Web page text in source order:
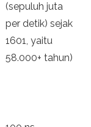
(sepuluh juta
per detik) sejak
1601, yaitu
58.000+ tahun)